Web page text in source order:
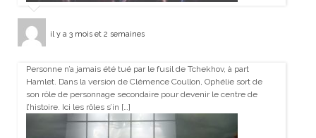
il y a 3 mois et 2 semaines
Personne n’a jamais été tué par le fusil de Tchekhov, à part
Hamlet. Dans la version de Clémence Coullon, Ophélie sort de
son rôle de personnage secondaire pour devenir le centre de
l’histoire. Ici les rôles s’in […]